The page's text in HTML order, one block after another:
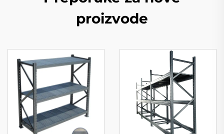
proizvode